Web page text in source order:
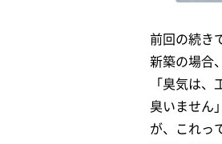
前回の続き
新築の場合
「臭気は
臭いません
が、これっ